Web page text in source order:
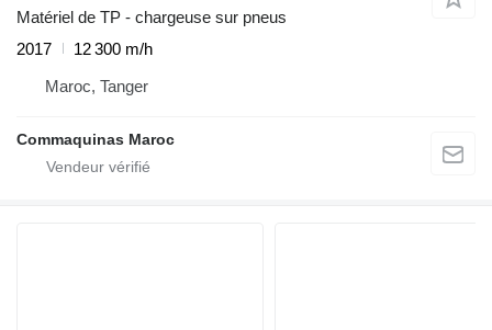
Matériel de TP - chargeuse sur pneus
2017
12 300 m/h
Maroc, Tanger
Commaquinas Maroc